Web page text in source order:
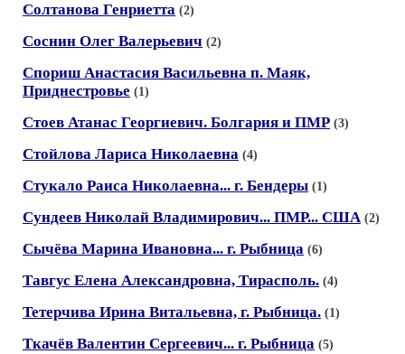
Солтанова Генриетта (2)
Соснин Олег Валерьевич (2)
Спориш Анастасия Васильевна п. Маяк,
Приднестровье (1)
Стоев Атанас Георгиевич. Болгария и ПМР (3)
Стойлова Лариса Николаевна (4)
Стукало Раиса Николаевна... г. Бендеры (1)
Сундеев Николай Владимирович... ПМР... США (2)
Сычёва Марина Ивановна... г. Рыбница (6)
Тавгус Елена Александровна, Тирасполь. (4)
Тетерчива Ирина Витальевна, г. Рыбница. (1)
Ткачёв Валентин Сергеевич... г. Рыбница (5)